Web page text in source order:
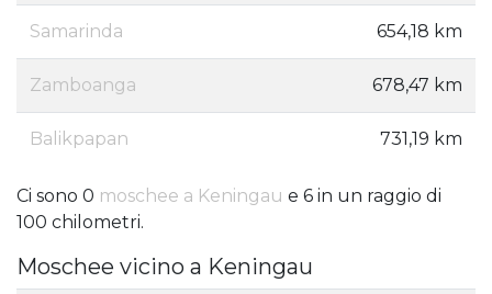
Samarinda 654,18 km
Zamboanga 678,47 km
Balikpapan 731,19 km
Ci sono 0 moschee a Keningau e 6 in un raggio di
100 chilometri.
Moschee vicino a Keningau